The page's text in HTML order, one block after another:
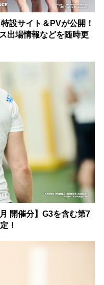
設サイト＆PVが公開！
出場情報などを随時更
開催分】G3を含む第7
！